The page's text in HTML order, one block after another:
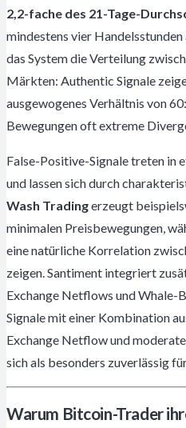
2,2-fache des 21-Tage-
mindestens vier
das System die Verteilung
Märkten: Authentic Signale
ausgewogenes Verhältnis von
Bewegungen oft extreme
False-Positive-Signale treten in
und lassen sich durch
Wash Tradingerzeugt
minimalen Preisbewegungen,
eine natürliche Korrelation
zeigen. Santiment integriert
Exchange Netflows und Whale-
Signale mit einer Kombination
Exchange Netflow und
sich als besonders zuverlässig
Warum Bitcoin-Trader